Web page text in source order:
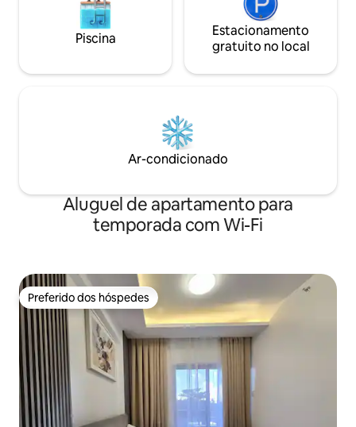
Piscina
Estacionamento
gratuito no local
Ar-condicionado
Aluguel de apartamento para
temporada com Wi-Fi
Preferido dos hóspedes
Preferido dos hóspedes